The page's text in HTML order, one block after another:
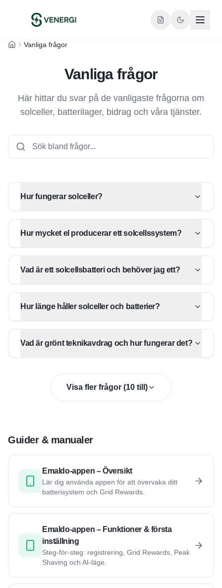
Hem
Vanliga frågor
Vanliga frågor
Här hittar du svar på de vanligaste frågorna om
solceller, batterilager, bidrag och våra tjänster.
Hur fungerar solceller?
Hur mycket el producerar ett solcellssystem?
Vad är ett solcellsbatteri och behöver jag ett?
Hur länge håller solceller och batterier?
Vad är grönt teknikavdrag och hur fungerar det?
Visa fler frågor (10 till)
Guider & manualer
Emaldo-appen – Översikt
Lär dig använda appen för att övervaka ditt
batterisystem och Grid Rewards.
Emaldo-appen – Funktioner & första
inställning
Steg-för-steg: registrering, Grid Rewards, Peak
Shaving och AI-läge.